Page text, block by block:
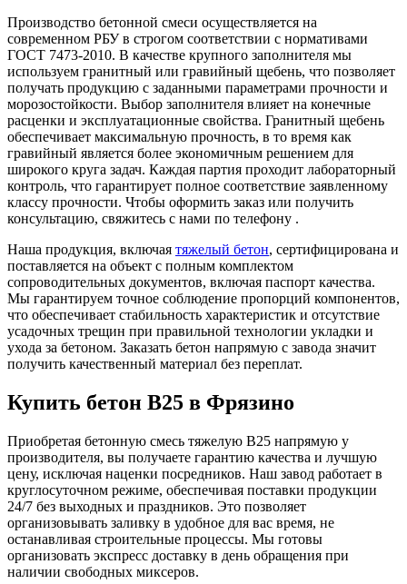
Производство бетонной смеси осуществляется на
современном РБУ в строгом соответствии с нормативами
ГОСТ 7473-2010. В качестве крупного заполнителя мы
используем гранитный или гравийный щебень, что позволяет
получать продукцию с заданными параметрами прочности и
морозостойкости. Выбор заполнителя влияет на конечные
расценки и эксплуатационные свойства. Гранитный щебень
обеспечивает максимальную прочность, в то время как
гравийный является более экономичным решением для
широкого круга задач. Каждая партия проходит лабораторный
контроль, что гарантирует полное соответствие заявленному
классу прочности. Чтобы оформить заказ или получить
консультацию, свяжитесь с нами по телефону .
Наша продукция, включая тяжелый бетон, сертифицирована и
поставляется на объект с полным комплектом
сопроводительных документов, включая паспорт качества.
Мы гарантируем точное соблюдение пропорций компонентов,
что обеспечивает стабильность характеристик и отсутствие
усадочных трещин при правильной технологии укладки и
ухода за бетоном. Заказать бетон напрямую с завода значит
получить качественный материал без переплат.
Купить бетон B25 в Фрязино
Приобретая бетонную смесь тяжелую В25 напрямую у
производителя, вы получаете гарантию качества и лучшую
цену, исключая наценки посредников. Наш завод работает в
круглосуточном режиме, обеспечивая поставки продукции
24/7 без выходных и праздников. Это позволяет
организовывать заливку в удобное для вас время, не
останавливая строительные процессы. Мы готовы
организовать экспресс доставку в день обращения при
наличии свободных миксеров.